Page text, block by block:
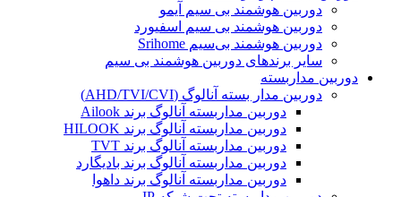
دوربین هوشمند بی سیم آیمو
دوربین هوشمند بی سیم اسفیورد
دوربین هوشمند بی‌سیم Srihome
سایر برندهای دوربین هوشمند بی سیم
دوربین مداربسته
دوربین مدار بسته آنالوگ (AHD/TVI/CVI)
دوربین مداربسته آنالوگ برند Ailook
دوربین مداربسته آنالوگ برند HILOOK
دوربین مداربسته آنالوگ برند TVT
دوربین مداربسته آنالوگ برند بادیگارد
دوربین مداربسته آنالوگ برند داهوا